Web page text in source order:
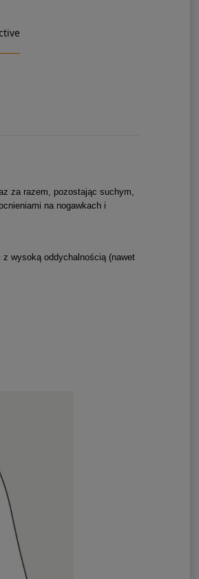
za razem, pozostając suchym,
na nogawkach i
z wysoką oddychalnością (nawet